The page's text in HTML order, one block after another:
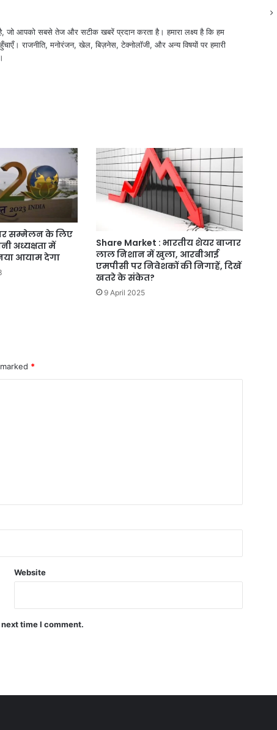
आपको सबसे तेज और सटीक खबरें प्रदान करता है। हमारा लक्ष्य है कि हम
राजनीति, मनोरंजन, खेल, बिज़नेस, टेक्नोलॉजी, और अन्य विषयों पर हमारी
सम्मेलन के लिए
अध्यक्षता में
आयाम देगा
Share Market : भारतीय शेयर बाजार
लाल निशान में खुला, आरबीआई
एमपीसी पर निवेशकों की निगाहें, दिखें
खतरे के संकेत?
9 April 2025
*
Website
time I comment.